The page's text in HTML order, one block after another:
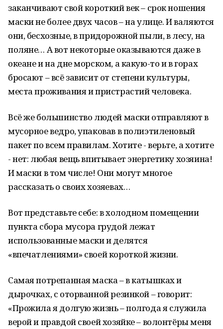
заканчивают свой короткий век – срок ношения
маски не более двух часов – на улице. И валяются
они, бесхозные, в придорожной пыли, в лесу, на
поляне… А вот некоторые оказываются даже в
океане и на дне морском, а какую-то и в горах
бросают – всё зависит от степени культуры,
места проживания и пристрастий человека.
Всё же большинство людей маски отправляют в
мусорное ведро, упаковав в полиэтиленовый
пакет по всем правилам. Хотите - верьте, а хотите
- нет: любая вещь впитывает энергетику хозяина!
И маски в том числе! Они могут многое
рассказать о своих хозяевах…
Вот представьте себе: в холодном помещении
пункта сбора мусора грудой лежат
использованные маски и делятся
«впечатлениями» своей короткой жизни.
Самая потрепанная маска – в катышках и
дырочках, с оторванной резинкой – говорит:
«Прожила я долгую жизнь – полгода я служила
верой и правдой своей хозяйке – волонтёры меня